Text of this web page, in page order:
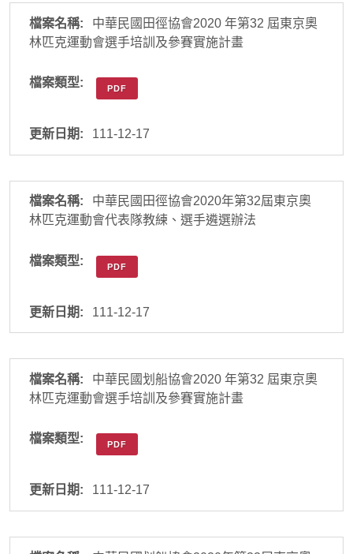
中華民國田徑協會2020 年第32 屆東京奧
林匹克運動會選手培訓及參賽實施計畫
PDF
111-12-17
中華民國田徑協會2020年第32屆東京奧
林匹克運動會代表隊教練、選手遴選辦法
PDF
111-12-17
中華民國划船協會2020 年第32 屆東京奧
林匹克運動會選手培訓及參賽實施計畫
PDF
111-12-17